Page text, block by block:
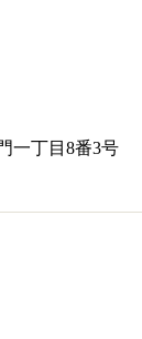
一丁目8番3号